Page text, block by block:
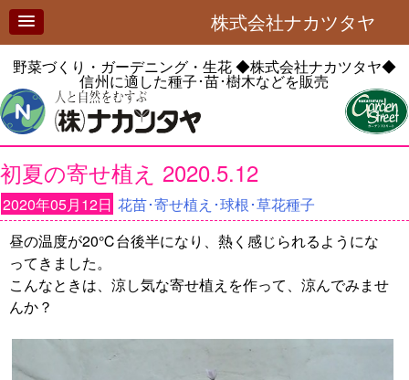
株式会社ナカツタヤ
野菜づくり・ガーデニング・生花◆株式会社ナカツタヤ◆
信州に適した種子･苗･樹木などを販売
初夏の寄せ植え 2020.5.12
2020年05月12日 花苗･寄せ植え･球根･草花種子
昼の温度が20℃台後半になり、熱く感じられるようにな
ってきました。
こんなときは、涼し気な寄せ植えを作って、涼んでみませ
んか？